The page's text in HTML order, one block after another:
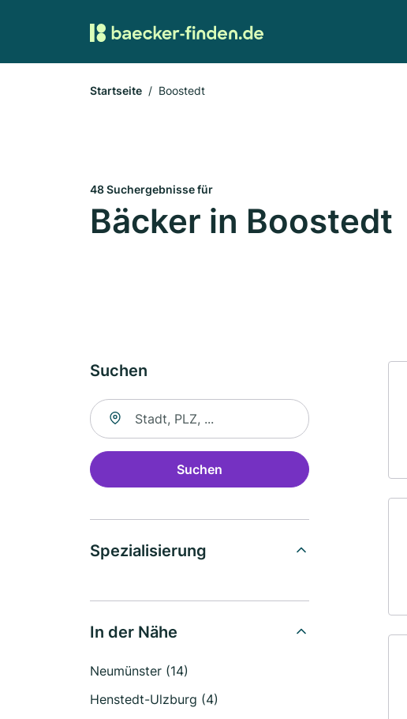
Startseite Boostedt
48 Suchergebnisse für
Bäcker in Boostedt
Suchen
Suche nach Ort
Suchen
Spezialisierung
In der Nähe
Neumünster (14)
Henstedt-Ulzburg (4)